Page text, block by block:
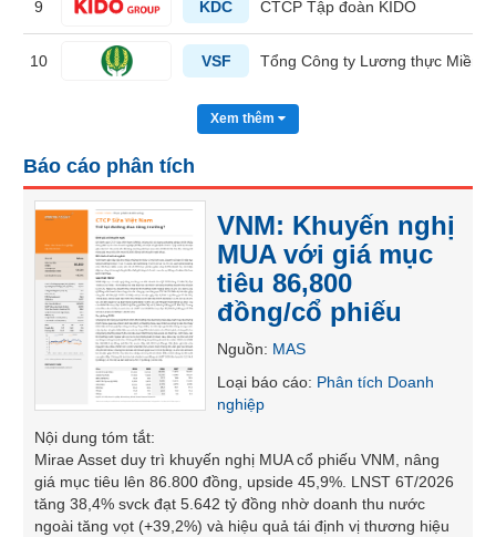
9 KDC CTCP Tập đoàn KIDO
10 VSF Tổng Công ty Lương thực Miền
Xem thêm
Báo cáo phân tích
VNM: Khuyến nghị
MUA với giá mục
tiêu 86,800
đồng/cổ phiếu
Nguồn: MAS
Loại báo cáo: Phân tích Doanh
nghiệp
Nội dung tóm tắt:
Mirae Asset duy trì khuyến nghị MUA cổ phiếu VNM, nâng
giá mục tiêu lên 86.800 đồng, upside 45,9%. LNST 6T/2026
tăng 38,4% svck đạt 5.642 tỷ đồng nhờ doanh thu nước
ngoài tăng vọt (+39,2%) và hiệu quả tái định vị thương hiệu
CHĂM
SÓC
SỨC
TÀI
CHÍNH
CÔNG
NGHỆ
THÔNG